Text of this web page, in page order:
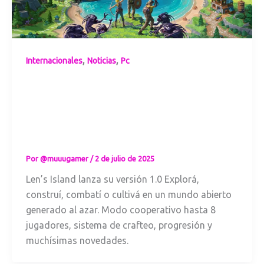
Internacionales, Noticias, Pc
Por@muuugamer/ 2 de julio de 2025
Len’s Island lanza su versión 1.0 Explorá,
construí, combatí o cultivá en un mundo abierto
generado al azar. Modo cooperativo hasta 8
jugadores, sistema de crafteo, progresión y
muchísimas novedades.